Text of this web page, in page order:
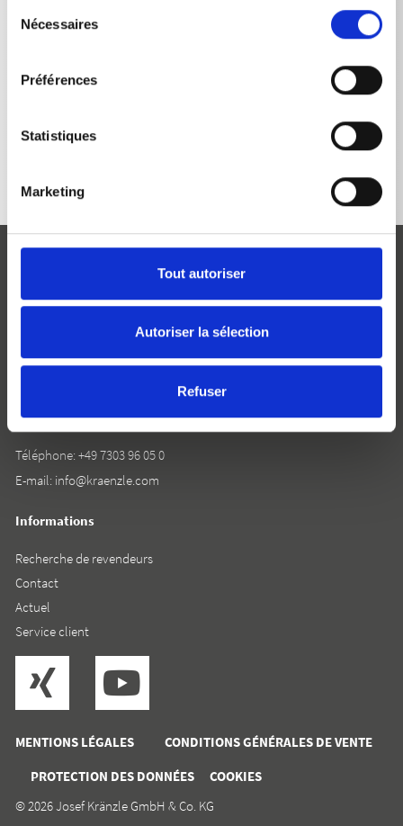
Nécessaires
Préférences
Statistiques
Marketing
Tout autoriser
Autoriser la sélection
Refuser
MENTIONS LÉGALES
CONDITIONS GÉNÉRALES DE VENTE
PROTECTION DES DONNÉES
COOKIES
D-89257 Illertissen
Téléphone: +49 7303 96 05 0
E-mail: info@kraenzle.com
Informations
Recherche de revendeurs
Contact
Actuel
Service client
© 2026 Josef Kränzle GmbH & Co. KG